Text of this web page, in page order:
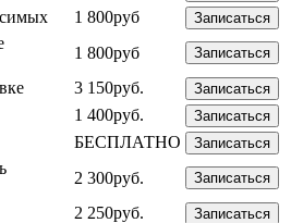
1 800руб Записаться
1 800руб Записаться
3 150руб. Записаться
1 400руб. Записаться
БЕСПЛАТНО Записаться
2 300руб. Записаться
2 250руб. Записаться